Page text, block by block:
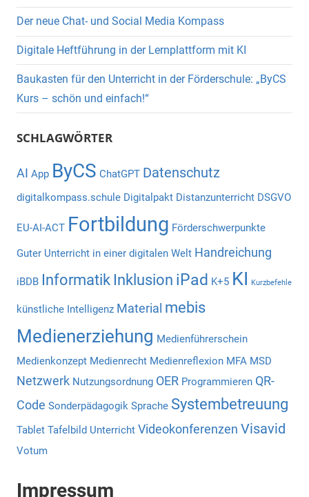
Der neue Chat- und Social Media Kompass
Digitale Heftführung in der Lernplattform mit KI
Baukasten für den Unterricht in der Förderschule: „ByCS
Kurs – schön und einfach!“
SCHLAGWÖRTER
AI App ByCS ChatGPT Datenschutz
digitalkompass.schule Digitalpakt Distanzunterricht DSGVO
EU-AI-ACT Fortbildung Förderschwerpunkte
Guter Unterricht in einer digitalen Welt Handreichung
iBDB Informatik Inklusion iPad K+5 KI Kurzbefehle
künstliche Intelligenz Material mebis
Medienerziehung Medienführerschein
Medienkonzept Medienrecht Medienreflexion MFA MSD
Netzwerk Nutzungsordnung OER Programmieren QR-
Code Sonderpädagogik Sprache Systembetreuung
Tablet Tafelbild Unterricht Videokonferenzen Visavid
Votum
Impressum